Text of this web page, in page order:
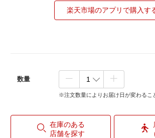
楽天市場のアプリで購入す
数量
※注文数量によりお届け日が変わるこ
在庫のある
店舗を探す